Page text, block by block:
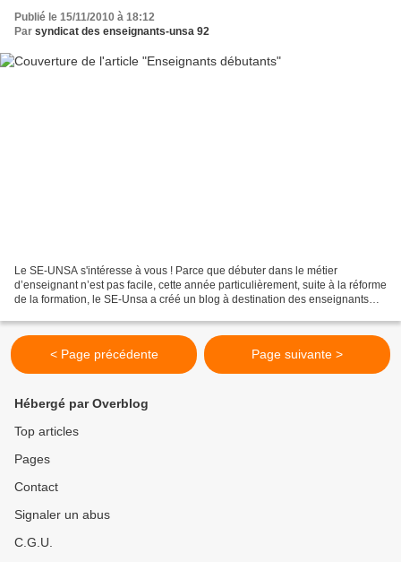
Publié le 15/11/2010 à 18:12
Par syndicat des enseignants-unsa 92
Le SE-UNSA s'intéresse à vous ! Parce que débuter dans le métier
d’enseignant n’est pas facile, cette année particulièrement, suite à la réforme
de la formation, le SE-Unsa a créé un blog à destination des enseignants
< Page précédente Page suivante >
Hébergé par Overblog
Top articles
Pages
Contact
Signaler un abus
C.G.U.